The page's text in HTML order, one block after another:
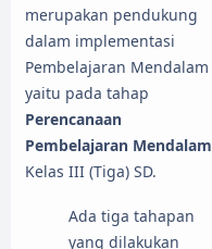
merupakan pendukung
dalam implementasi
Pembelajaran Mendalam
yaitu pada tahap
Perencanaan
Pembelajaran Mendalam
Kelas III (Tiga) SD.
Ada tiga tahapan
yang dilakukan